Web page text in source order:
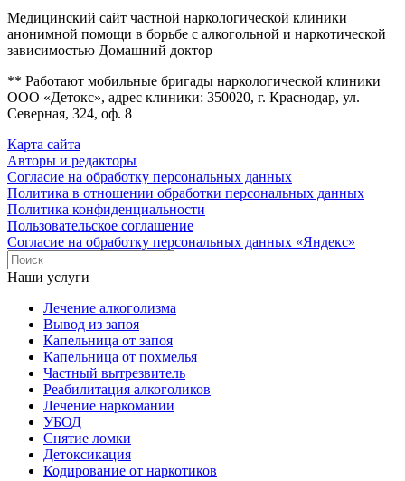
Медицинский сайт частной наркологической клиники
анонимной помощи в борьбе с алкогольной и наркотической
зависимостью Домашний доктор
** Работают мобильные бригады наркологической клиники
ООО «Детокс», адрес клиники: 350020, г. Краснодар, ул.
Северная, 324, оф. 8
Карта сайта
Авторы и редакторы
Согласие на обработку персональных данных
Политика в отношении обработки персональных данных
Политика конфиденциальности
Пользовательское соглашение
Согласие на обработку персональных данных «Яндекс»
Наши услуги
Лечение алкоголизма
Вывод из запоя
Капельница от запоя
Капельница от похмелья
Частный вытрезвитель
Реабилитация алкоголиков
Лечение наркомании
УБОД
Снятие ломки
Детоксикация
Кодирование от наркотиков